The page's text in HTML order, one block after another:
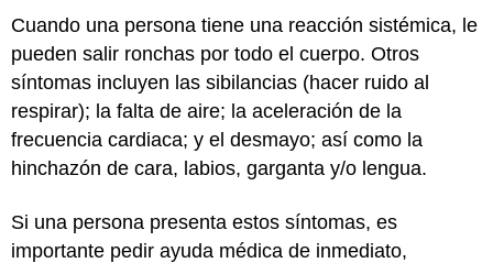
Cuando una persona tiene una reacción sistémica, le
pueden salir ronchas por todo el cuerpo. Otros
síntomas incluyen las sibilancias (hacer ruido al
respirar); la falta de aire; la aceleración de la
frecuencia cardiaca; y el desmayo; así como la
hinchazón de cara, labios, garganta y/o lengua.
Si una persona presenta estos síntomas, es
importante pedir ayuda médica de inmediato,